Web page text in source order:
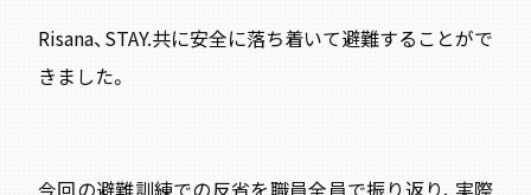
Risana、STAY.共に安全に落ち着いて避難することがで
きました。
今回の避難訓練での反省を職員全員で振り返り、実際